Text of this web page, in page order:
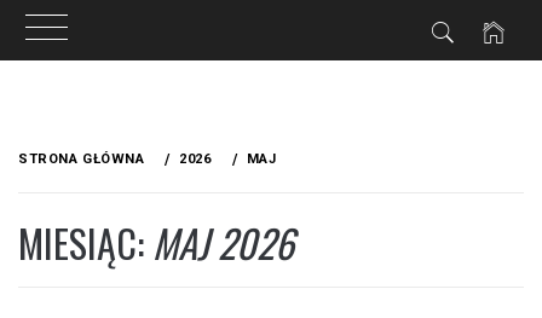
STRONA GŁÓWNA 2026 MAJ
MIESIĄC:MAJ 2026